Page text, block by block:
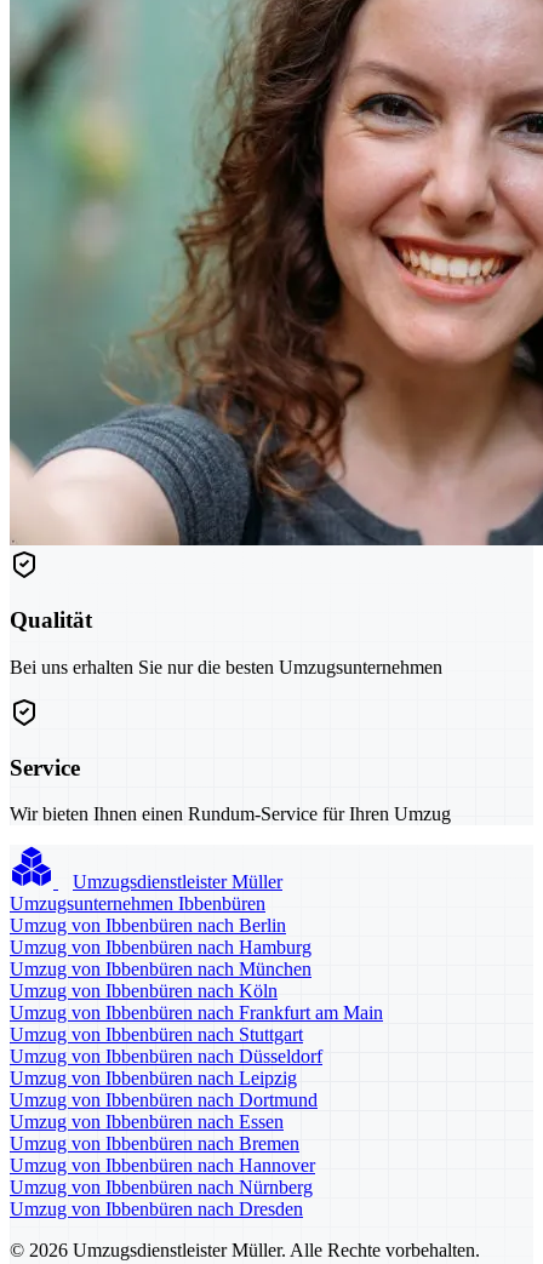
Qualität
Bei uns erhalten Sie nur die besten Umzugsunternehmen
Service
Wir bieten Ihnen einen Rundum-Service für Ihren Umzug
Umzugsdienstleister Müller
Umzugsunternehmen Ibbenbüren
Umzug von Ibbenbüren nach Berlin
Umzug von Ibbenbüren nach Hamburg
Umzug von Ibbenbüren nach München
Umzug von Ibbenbüren nach Köln
Umzug von Ibbenbüren nach Frankfurt am Main
Umzug von Ibbenbüren nach Stuttgart
Umzug von Ibbenbüren nach Düsseldorf
Umzug von Ibbenbüren nach Leipzig
Umzug von Ibbenbüren nach Dortmund
Umzug von Ibbenbüren nach Essen
Umzug von Ibbenbüren nach Bremen
Umzug von Ibbenbüren nach Hannover
Umzug von Ibbenbüren nach Nürnberg
Umzug von Ibbenbüren nach Dresden
© 2026 Umzugsdienstleister Müller. Alle Rechte vorbehalten.